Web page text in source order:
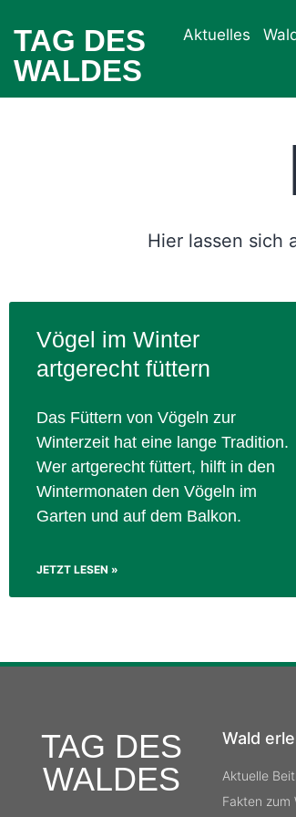
TAG DES
WALDES
Aktuelles
Hier lassen sich
Vögel im Winter
artgerecht füttern
Das Füttern von Vögeln zur
Winterzeit hat eine lange Tradition.
Wer artgerecht füttert, hilft in den
Wintermonaten den Vögeln im
Garten und auf dem Balkon.
JETZT LESEN »
TAG DES
WALDES
Wald
Aktuelle
Fakten zum